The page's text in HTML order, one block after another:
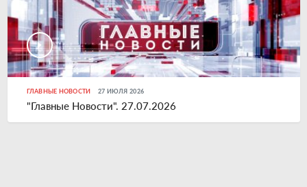
ГЛАВНЫЕ НОВОСТИ 27 ИЮЛЯ 2026
"Главные Новости". 27.07.2026